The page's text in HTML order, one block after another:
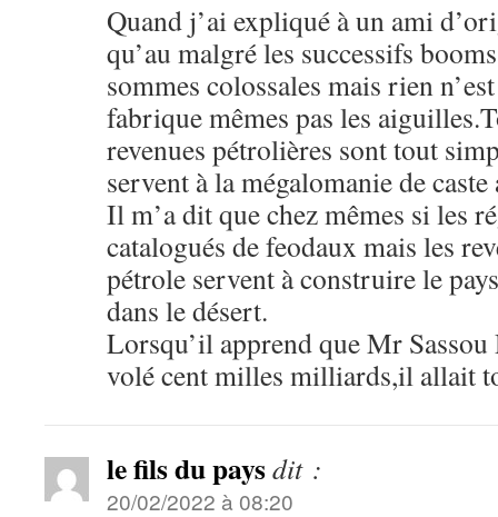
Quand j’ai expliqué à un ami
qu’au malgré les successifs
sommes colossales mais rien
fabrique mêmes pas les
revenues pétrolières sont tout
servent à la mégalomanie de
Il m’a dit que chez mêmes si les
catalogués de feodaux mais les
pétrole servent à construire le
dans le désert.
Lorsqu’il apprend que Mr
volé cent milles milliards,il allait
le fils du paysdit :
20/02/2022 à 08:20